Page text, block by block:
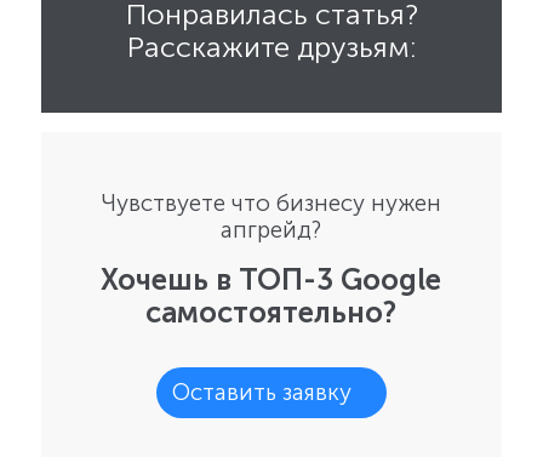
Понравилась статья?
Расскажите друзьям:
Чувствуете что бизнесу нужен
апгрейд?
Хочешь в ТОП-3 Google
самостоятельно?
Оставить заявку